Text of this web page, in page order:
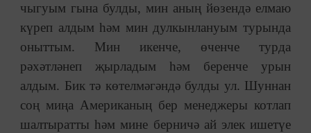
чыгуым гына булды, мин аның йөзендә елмаю
күреп алдым һәм мин дулкынлануым турында
оныттым. Мин икенче, өченче турда
рәхәтләнеп җырладым һәм беренче урын
алдым. Бик тә көтелмәгәндә булды ул. Шуннан
соң миңа Американың бер менеджеры котлап
шалтыратты һәм мине берничә ай элек ишетүе